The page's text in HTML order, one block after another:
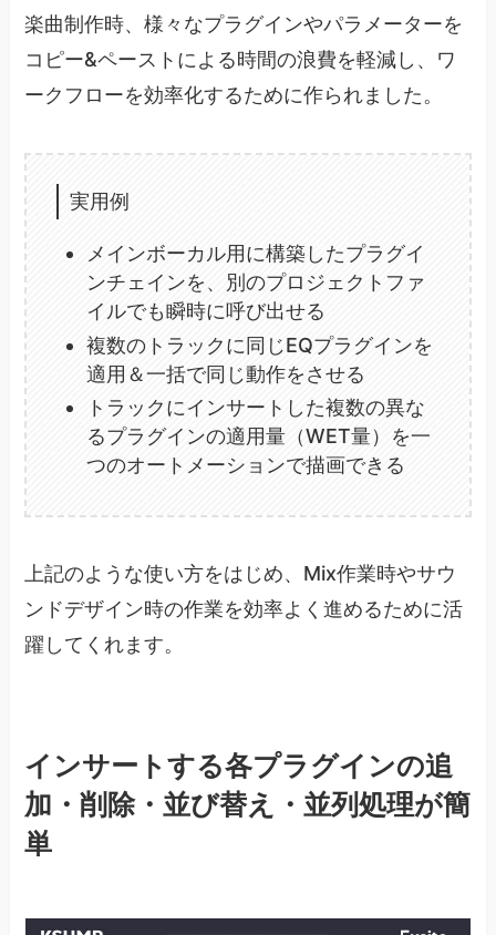
楽曲制作時、様々なプラグインやパラメーターを
コピー&ペーストによる時間の浪費を軽減し、ワ
ークフローを効率化するために作られました。
実用例
メインボーカル用に構築したプラグイ
ンチェインを、別のプロジェクトファ
イルでも瞬時に呼び出せる
複数のトラックに同じEQプラグインを
適用＆一括で同じ動作をさせる
トラックにインサートした複数の異な
るプラグインの適用量（WET量）を一
つのオートメーションで描画できる
上記のような使い方をはじめ、Mix作業時やサウ
ンドデザイン時の作業を効率よく進めるために活
躍してくれます。
インサートする各プラグインの追
加・削除・並び替え・並列処理が簡
単